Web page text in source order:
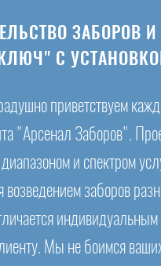
ЗАБОРОВ
С
приветствуем
"Арсенал Заборов".
и спектром
возведением заборов
Мы не боимся